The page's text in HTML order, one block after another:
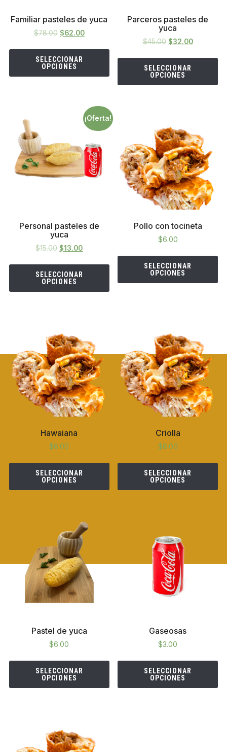
Familiar pasteles de yuca
$78.00 $62.00
SELECCIONAR
OPCIONES
Parceros pasteles de
yuca
$45.00 $32.00
SELECCIONAR
OPCIONES
¡Oferta!
Personal pasteles de
yuca
$15.00 $13.00
SELECCIONAR
OPCIONES
Pollo con tocineta
$6.00
SELECCIONAR
OPCIONES
Hawaiana
$6.00
SELECCIONAR
OPCIONES
Criolla
$6.00
SELECCIONAR
OPCIONES
Pastel de yuca
$6.00
SELECCIONAR
OPCIONES
Gaseosas
$3.00
SELECCIONAR
OPCIONES